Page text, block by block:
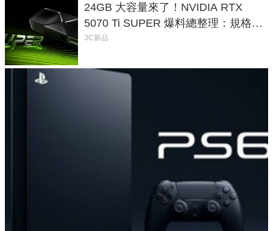
24GB 大容量來了！NVIDIA RTX
5070 Ti SUPER 爆料總整理：規格、
功耗、上市時間
3C新品